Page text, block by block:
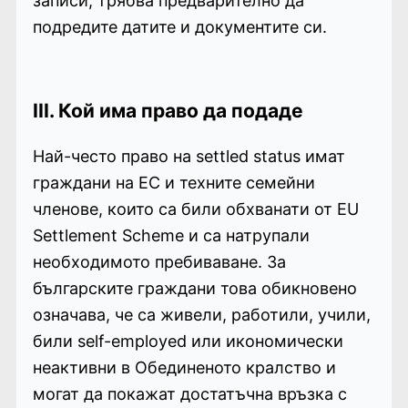
подредите датите и документите си.
III. Кой има право да подаде
Най-често право на settled status имат
граждани на ЕС и техните семейни
членове, които са били обхванати от EU
Settlement Scheme и са натрупали
необходимото пребиваване. За
българските граждани това обикновено
означава, че са живели, работили, учили,
били self-employed или икономически
неактивни в Обединеното кралство и
могат да покажат достатъчна връзка с